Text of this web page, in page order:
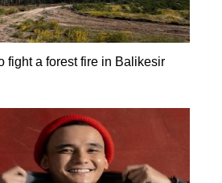
fight a forest fire in Balikesir